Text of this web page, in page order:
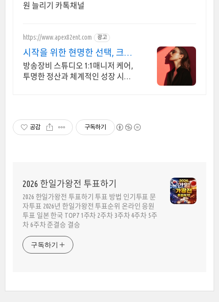
원 늘리기 카톡채널
https://www.apex82ent.com 광고
시작을 위한 현명한 선택, 크리
에이터, BJ 상시 모집
방송장비 스튜디오 1:1매니저 케어,
투명한 정산과 체계적인 성장 시스
공감 구독하기
2026 한일가왕전 투표하기
2026 한일가왕전 투표하기 투표 방법 인기투표 문
자투표 2026년 한일가왕전 투표순위 온라인 응원
투표 일본 한국 TOP7 1주차 2주차 3주차 4주차 5주
차 6주차 준결승 결승
구독하기